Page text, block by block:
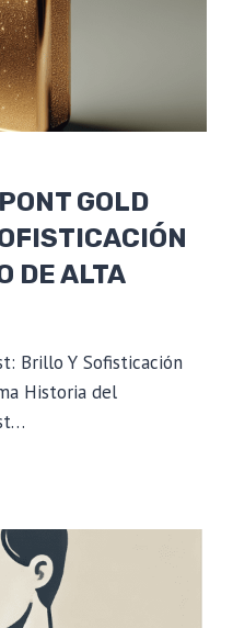
GOLD
DE ALTA
Brillo Y Sofisticación
Historia del